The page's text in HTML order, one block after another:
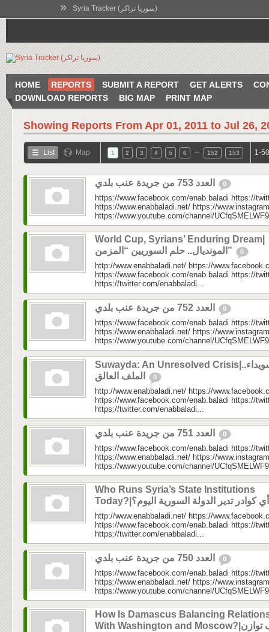
» Syria Tracker (سوريا تراكر)
HOME REPORTS SUBMIT A REPORT GET ALERTS
DOWNLOAD REPORTS
BIG MAP PRINT MAP
Showing Reports From Apr 01, 2011 to Jul 26,
List Map 1 2 3 4 5 6 152 153 1-
0
https://www.facebook.com/enab.baladi https://
https://www.enabbaladi.net/ https://
https://www.youtube.com/channel/
World Cup, Syrians’ Enduring Dream|
المونديال.. حلم السوريين “المزمن”
0
http://www.enabbaladi.net/ https://
https://www.facebook.com/enab.baladi https://
https://twitter.com/enabbaladi...
0
https://www.facebook.com/enab.baladi https://
https://www.enabbaladi.net/ https://
https://www.youtube.com/channel/
Suwayda: An Unresolved Crisis|السويداء..
0
http://www.enabbaladi.net/ https://
https://www.facebook.com/enab.baladi https://
https://twitter.com/enabbaladi...
0
https://www.facebook.com/enab.baladi https://
https://www.enabbaladi.net/ https://
https://www.youtube.com/channel/
Who Runs Syria’s State Institutions
http://www.enabbaladi.net/ https://
https://www.facebook.com/enab.baladi https://
https://twitter.com/enabbaladi...
0
https://www.facebook.com/enab.baladi https://
https://www.enabbaladi.net/ https://
https://www.youtube.com/channel/
How Is Damascus Balancing
With Washington and Moscow?|كيف توازن